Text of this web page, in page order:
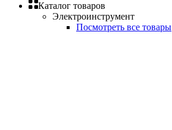
Каталог товаров
Электроинструмент
Посмотреть все товары